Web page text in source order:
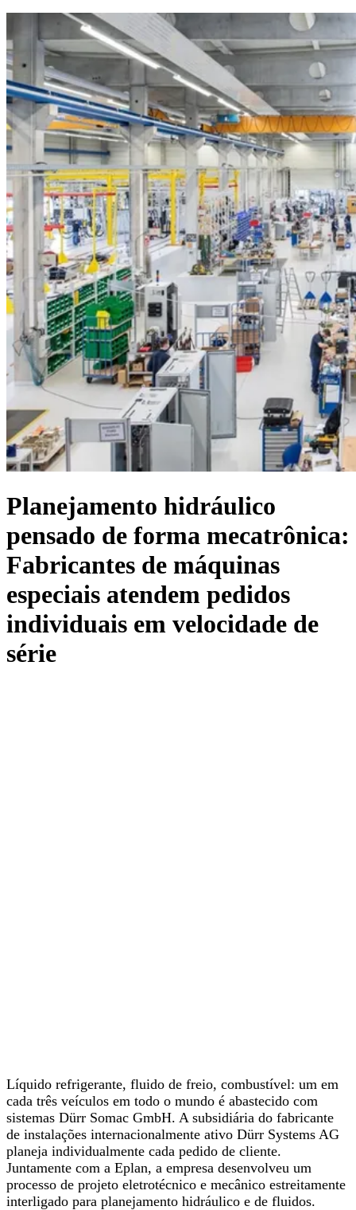
Planejamento hidráulico
pensado de forma mecatrônica:
Fabricantes de máquinas
especiais atendem pedidos
individuais em velocidade de
série
Líquido refrigerante, fluido de freio, combustível: um em
cada três veículos em todo o mundo é abastecido com
sistemas Dürr Somac GmbH. A subsidiária do fabricante
de instalações internacionalmente ativo Dürr Systems AG
planeja individualmente cada pedido de cliente.
Juntamente com a Eplan, a empresa desenvolveu um
processo de projeto eletrotécnico e mecânico estreitamente
interligado para planejamento hidráulico e de fluidos.